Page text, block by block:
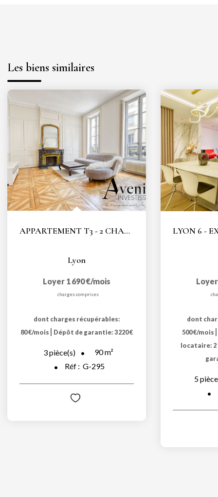
Les biens similaires
APPARTEMENT T3 - 2 CHAMBRES - 90M2 - AMPÈRE - LYON 2 -...
Lyon
Loyer 1 690 €/mois
charges comprises
dont charges récupérables:
80 €/mois | Dépôt de garantie: 3 220 €
3pièce(s) 90m²
Réf : G-295
dont
500 €/mois |
locataire: 2
5